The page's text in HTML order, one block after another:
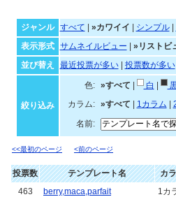
ジャンル すべて »カワイイ シンプル|
表示形式
サムネイルビュー
»リストビ
並び替え
最近投票が多い| 投票数が多い|
絞り込み
色: »すべて 白
カラム:
»すべて 1カラム
名前:
<<最初のページ <前のページ
投票数 テンプレート名 カ
463
berry,maca,parfait 1カ